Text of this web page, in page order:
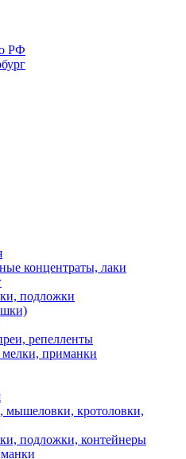
РФ
концентраты, лаки
подложки
репелленты
мелки, приманки
мышеловки, кротоловки,
подложки, контейнеры